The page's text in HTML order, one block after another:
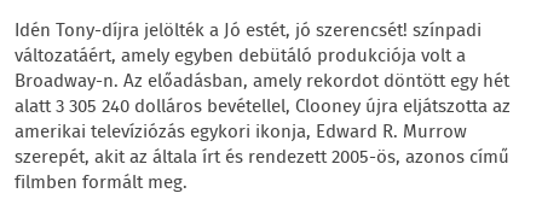
Idén Tony-díjra jelölték a Jó estét, jó szerencsét! színpadi
változatáért, amely egyben debütáló produkciója volt a
Broadway-n. Az előadásban, amely rekordot döntött egy hét
alatt 3 305 240 dolláros bevétellel, Clooney újra eljátszotta az
amerikai televíziózás egykori ikonja, Edward R. Murrow
szerepét, akit az általa írt és rendezett 2005-ös, azonos című
filmben formált meg.